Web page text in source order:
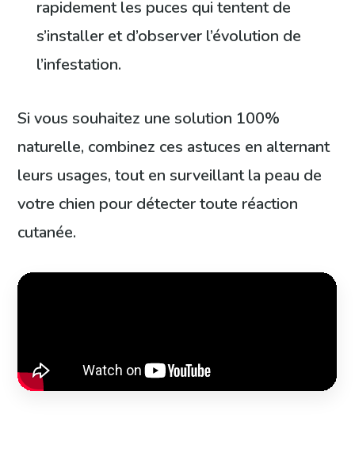
rapidement les puces qui tentent de
s’installer et d’observer l’évolution de
l’infestation.
Si vous souhaitez une solution 100%
naturelle, combinez ces astuces en alternant
leurs usages, tout en surveillant la peau de
votre chien pour détecter toute réaction
cutanée.